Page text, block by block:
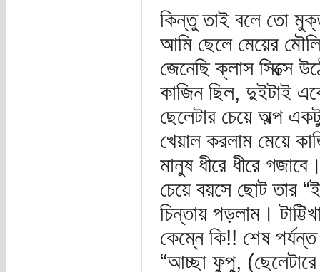
কিন্তু তাই বলে তো
আমি ছেলে মেয়ের
জেনেছি ক্লাস সিক্সে
কাজিন ছিল, দুইটাই
ছেলেটার চেয়ে অল্প
খেয়াল করলাম মেয়ে
মানুষ ধীরে ধীরে
চেয়ে বয়সে ছোট তার
চিন্তায় পড়লাম।
কেম্নে কি!! শেষ
“আচ্ছা ফুপু,